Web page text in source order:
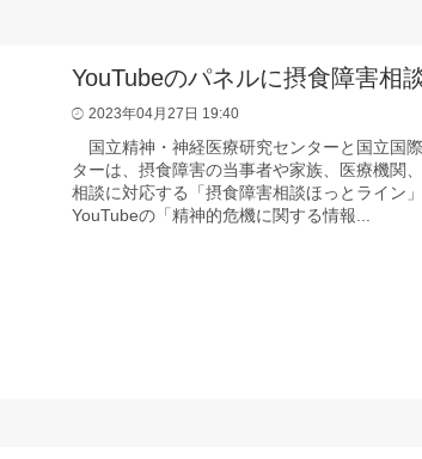
YouTubeのパネルに摂食障害相
2023年04月27日 19:40
国立精神・神経医療研究センターと国立国
ターは、摂食障害の当事者や家族、医療機関
相談に対応する「摂食障害相談ほっとライン」
YouTubeの「精神的危機に関する情報...